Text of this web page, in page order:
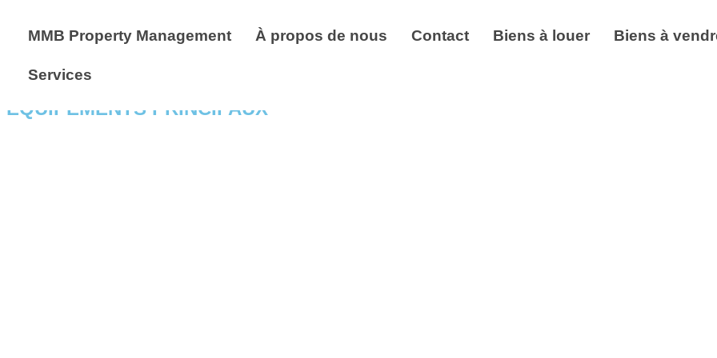
MMB Property Management À propos de nous Contact Biens à louer Biens à
Services
ÉQUIPEMENTS PRINCIPAUX